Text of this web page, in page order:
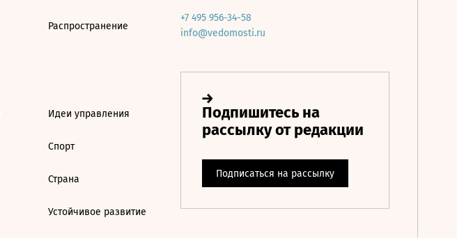
Распространение
Идеи управления
Спорт
Страна
Устойчивое развитие
+7 495 956-34-58
info@vedomosti.ru